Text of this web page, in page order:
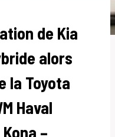
de Kia
alors
la Toyota
Haval
–